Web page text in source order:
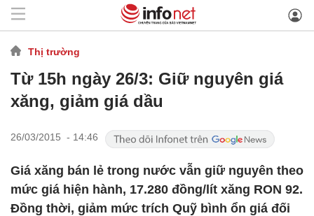
Thị trường
Từ 15h ngày 26/3: Giữ nguyên giá
xăng, giảm giá dầu
26/03/2015 - 14:46
Giá xăng bán lẻ trong nước vẫn giữ nguyên theo
mức giá hiện hành, 17.280 đồng/lít xăng RON 92.
Đồng thời, giảm mức trích Quỹ bình ổn giá đối